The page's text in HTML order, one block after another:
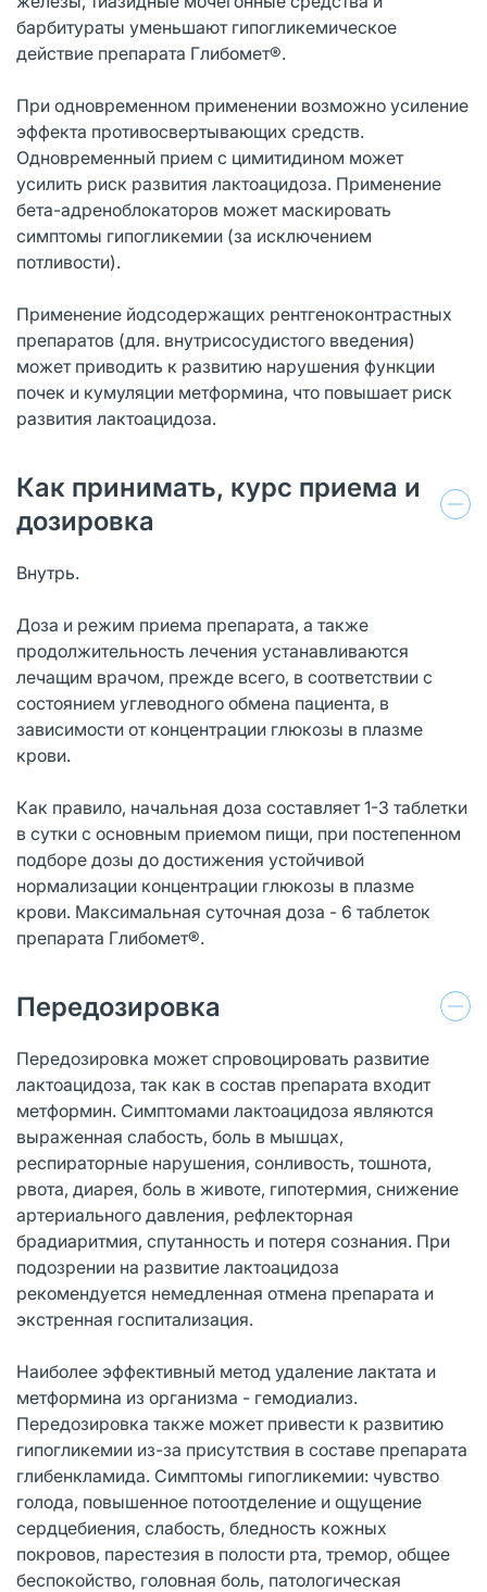
барбитураты уменьшают гипогликемическое
действие препарата Глибомет®.
При одновременном применении возможно усиление
эффекта противосвертывающих средств.
Одновременный прием с цимитидином может
усилить риск развития лактоацидоза. Применение
бета-адреноблокаторов может маскировать
симптомы гипогликемии (за исключением
потливости).
Применение йодсодержащих рентгеноконтрастных
препаратов (для. внутрисосудистого введения)
может приводить к развитию нарушения функции
почек и кумуляции метформина, что повышает риск
развития лактоацидоза.
Как принимать, курс приема и
дозировка
Внутрь.
Доза и режим приема препарата, а также
продолжительность лечения устанавливаются
лечащим врачом, прежде всего, в соответствии с
состоянием углеводного обмена пациента, в
зависимости от концентрации глюкозы в плазме
крови.
Как правило, начальная доза составляет 1-3 таблетки
в сутки с основным приемом пищи, при постепенном
подборе дозы до достижения устойчивой
нормализации концентрации глюкозы в плазме
крови. Максимальная суточная доза - 6 таблеток
препарата Глибомет®.
Передозировка
Передозировка может спровоцировать развитие
лактоацидоза, так как в состав препарата входит
метформин. Симптомами лактоацидоза являются
выраженная слабость, боль в мышцах,
респираторные нарушения, сонливость, тошнота,
рвота, диарея, боль в животе, гипотермия, снижение
артериального давления, рефлекторная
брадиаритмия, спутанность и потеря сознания. При
подозрении на развитие лактоацидоза
рекомендуется немедленная отмена препарата и
экстренная госпитализация.
Наиболее эффективный метод удаление лактата и
метформина из организма - гемодиализ.
Передозировка также может привести к развитию
гипогликемии из-за присутствия в составе препарата
глибенкламида. Симптомы гипогликемии: чувство
голода, повышенное потоотделение и ощущение
сердцебиения, слабость, бледность кожных
покровов, парестезия в полости рта, тремор, общее
беспокойство, головная боль, патологическая